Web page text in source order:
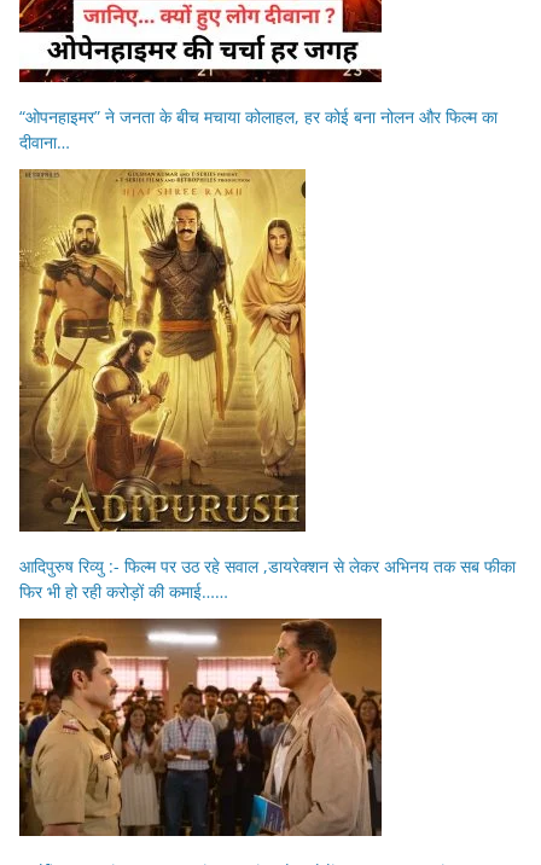
“ओपनहाइमर” ने जनता के बीच मचाया कोलाहल, हर कोई बना नोलन और फिल्म का
दीवाना…
आदिपुरुष रिव्यु :- फिल्म पर उठ रहे सवाल ,डायरेक्शन से लेकर अभिनय तक सब फीका
फिर भी हो रही करोड़ों की कमाई……